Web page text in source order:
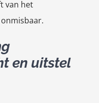
van het
en uitstel